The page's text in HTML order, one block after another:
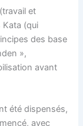
et
(qui
des base
»,
avant
été dispensés,
avec